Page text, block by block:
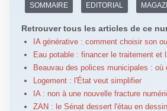
SOMMAIRE EDITORIAL
Retrouver tous les articles de ce
IA générative : comment choisir son
Eau potable : financer le traitement et
Beauvau des polices municipales : où
Logement : l'État veut simplifier
IA : non à une nouvelle fracture
ZAN : le Sénat dessert l'étau en